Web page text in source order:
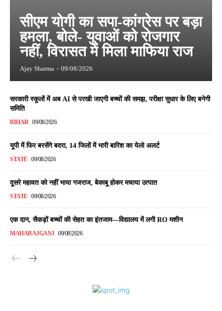
सीएम योगी का सपा-कांग्रेस पर बड़ा
हमला, बोले- युवाओं को रोजगार
नहीं, विरासत में मिला माफिया राज
Ajay Sharma - 09/08/2026
सरकारी स्कूलों में अब AI से परखी जाएगी बच्चों की समझ, परीक्षा सुधार के लिए बनेगी
समिति
BIHAR 09/08/2026
यूपी में फिर बरसेंगे बदरा, 14 जिलों में भारी बारिश का येलो अलर्ट
STATE 09/08/2026
दूसरे महावत को नहीं भाया गजराज, बेकाबू होकर मचाया उत्पात
STATE 09/08/2026
एक दान, सैकड़ों बच्चों की सेहत का इंतजाम—विद्यालय में लगी RO मशीन
MAHARAJGANJ 09/08/2026